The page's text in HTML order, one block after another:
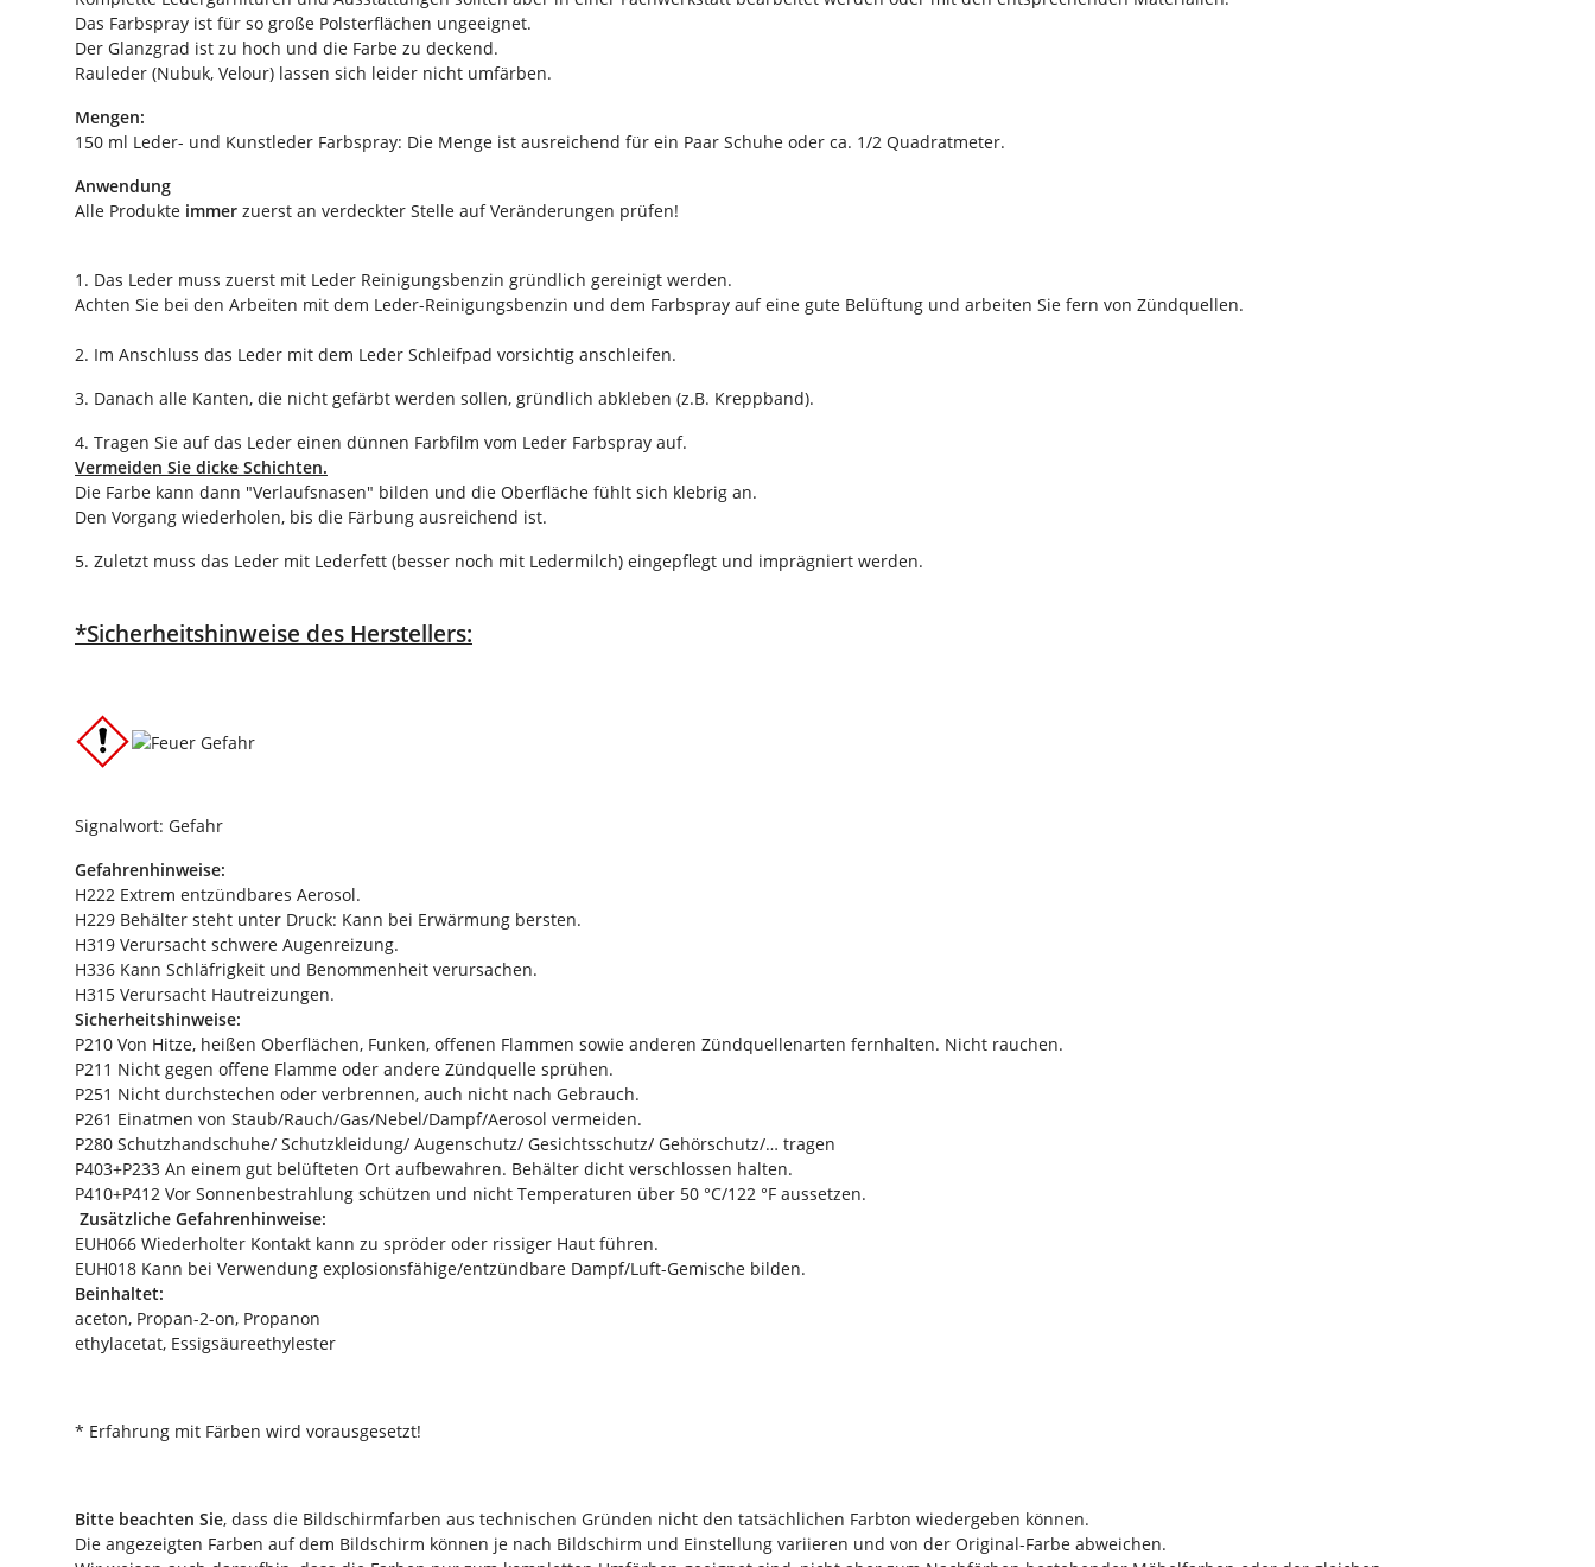
Das Farbspray ist für so große Polsterflächen ungeeignet.
Der Glanzgrad ist zu hoch und die Farbe zu deckend.
Rauleder (Nubuk, Velour) lassen sich leider nicht umfärben.
Mengen:
150 ml Leder- und Kunstleder Farbspray: Die Menge ist ausreichend für ein Paar Schuhe oder ca. 1/2 Quadratmeter.
Anwendung
Alle Produkte immer zuerst an verdeckter Stelle auf Veränderungen prüfen!
1. Das Leder muss zuerst mit Leder Reinigungsbenzin gründlich gereinigt werden.
Achten Sie bei den Arbeiten mit dem Leder-Reinigungsbenzin und dem Farbspray auf eine gute Belüftung und arbeiten Sie fern von Zündquellen.
2. Im Anschluss das Leder mit dem Leder Schleifpad vorsichtig anschleifen.
3. Danach alle Kanten, die nicht gefärbt werden sollen, gründlich abkleben (z.B. Kreppband).
4. Tragen Sie auf das Leder einen dünnen Farbfilm vom Leder Farbspray auf.
Vermeiden Sie dicke Schichten.
Die Farbe kann dann "Verlaufsnasen" bilden und die Oberfläche fühlt sich klebrig an.
Den Vorgang wiederholen, bis die Färbung ausreichend ist.
5. Zuletzt muss das Leder mit Lederfett (besser noch mit Ledermilch) eingepflegt und imprägniert werden.
*Sicherheitshinweise des Herstellers:
Signalwort: Gefahr
Gefahrenhinweise:
H222 Extrem entzündbares Aerosol.
H229 Behälter steht unter Druck: Kann bei Erwärmung bersten.
H319 Verursacht schwere Augenreizung.
H336 Kann Schläfrigkeit und Benommenheit verursachen.
H315 Verursacht Hautreizungen.
Sicherheitshinweise:
P210 Von Hitze, heißen Oberflächen, Funken, offenen Flammen sowie anderen Zündquellenarten fernhalten. Nicht rauchen.
P211 Nicht gegen offene Flamme oder andere Zündquelle sprühen.
P251 Nicht durchstechen oder verbrennen, auch nicht nach Gebrauch.
P261 Einatmen von Staub/Rauch/Gas/Nebel/Dampf/Aerosol vermeiden.
P280 Schutzhandschuhe/ Schutzkleidung/ Augenschutz/ Gesichtsschutz/ Gehörschutz/… tragen
P403+P233 An einem gut belüfteten Ort aufbewahren. Behälter dicht verschlossen halten.
P410+P412 Vor Sonnenbestrahlung schützen und nicht Temperaturen über 50 °C/122 °F aussetzen.
Zusätzliche Gefahrenhinweise:
EUH066 Wiederholter Kontakt kann zu spröder oder rissiger Haut führen.
EUH018 Kann bei Verwendung explosionsfähige/entzündbare Dampf/Luft-Gemische bilden.
Beinhaltet:
aceton, Propan-2-on, Propanon
ethylacetat, Essigsäureethylester
* Erfahrung mit Färben wird vorausgesetzt!
Bitte beachten Sie, dass die Bildschirmfarben aus technischen Gründen nicht den tatsächlichen Farbton wiedergeben können.
Die angezeigten Farben auf dem Bildschirm können je nach Bildschirm und Einstellung variieren und von der Original-Farbe abweichen.